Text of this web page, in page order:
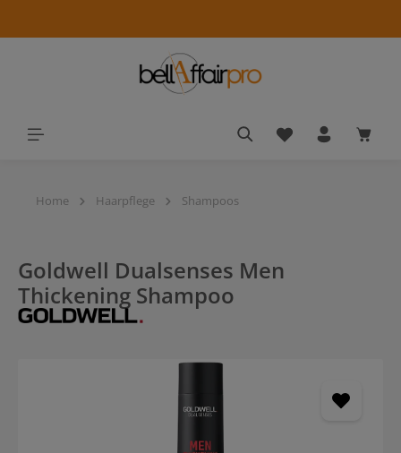
Du hast 0
Home Haarpflege Shampoos
Goldwell Dualsenses Men
Thickening Shampoo
Bildergalerie überspringen